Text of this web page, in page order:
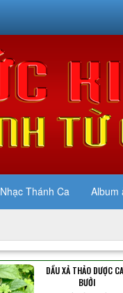
Nhạc Thánh Ca Album